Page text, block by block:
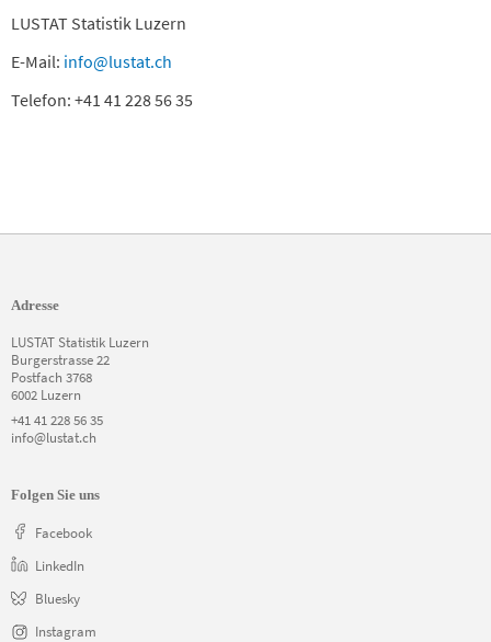
LUSTAT Statistik Luzern
E-Mail: info@lustat.ch
Telefon: +41 41 228 56 35
Adresse
LUSTAT Statistik Luzern
Burgerstrasse 22
Postfach 3768
6002 Luzern
+41 41 228 56 35
info@lustat.ch
Folgen Sie uns
Facebook
LinkedIn
Bluesky
Instagram